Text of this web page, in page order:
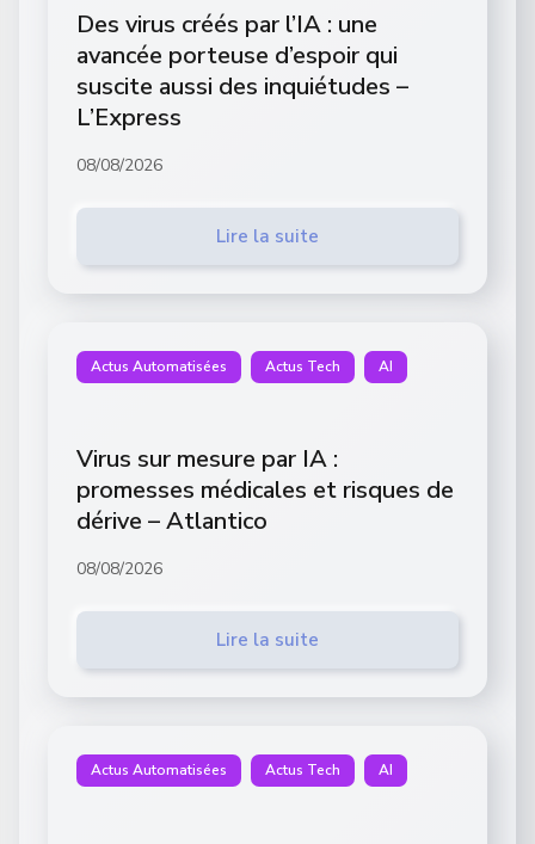
Des virus créés par l’IA : une
avancée porteuse d’espoir qui
suscite aussi des inquiétudes –
L’Express
08/08/2026
Lire la suite
Actus Automatisées Actus Tech AI
Virus sur mesure par IA :
promesses médicales et risques de
dérive – Atlantico
08/08/2026
Lire la suite
Actus Automatisées Actus Tech AI